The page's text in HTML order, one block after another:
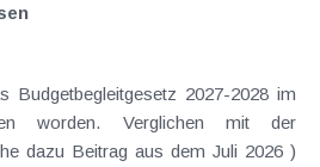
Budgetbegleitgesetz 2027-2028 im
worden. Verglichen mit der
dazu Beitrag aus dem Juli 2026 )